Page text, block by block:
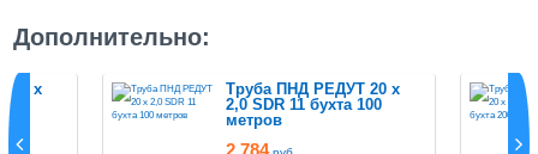
Дополнительно:
20 х
Труба ПНД РЕДУТ 20 х
2,0 SDR 11 бухта 100
метров
2 784